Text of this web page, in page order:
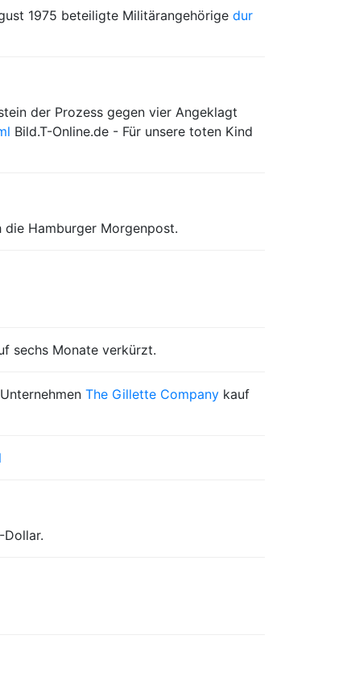
1975 beteiligte Militärangehörige dur
der Prozess gegen vier Angeklagt
Bild.T-Online.de - Für unsere toten Kind
Hamburger Morgenpost.
sechs Monate verkürzt.
The Gillette Company kauf